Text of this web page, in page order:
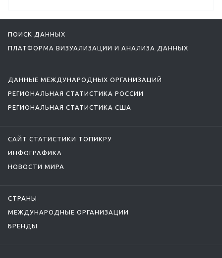
ПОИСК ДАННЫХ
ПЛАТФОРМА ВИЗУАЛИЗАЦИИ И АНАЛИЗА ДАННЫХ
ДАННЫЕ МЕЖДУНАРОДНЫХ ОРГАНИЗАЦИЙ
РЕГИОНАЛЬНАЯ СТАТИСТИКА РОССИИ
РЕГИОНАЛЬНАЯ СТАТИСТИКА США
САЙТ СТАТИСТИКИ ТОПИКРУ
ИНФОГРАФИКА
НОВОСТИ МИРА
СТРАНЫ
МЕЖДУНАРОДНЫЕ ОРГАНИЗАЦИИ
БРЕНДЫ